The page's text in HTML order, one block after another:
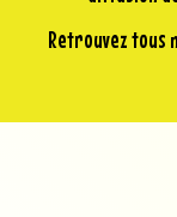
Retrouvez tous